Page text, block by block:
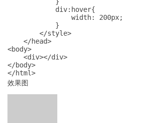
div:hover{
width: 200px;
}
</style>
</head>
<body>
<div></div>
</body>
</html>
效果图